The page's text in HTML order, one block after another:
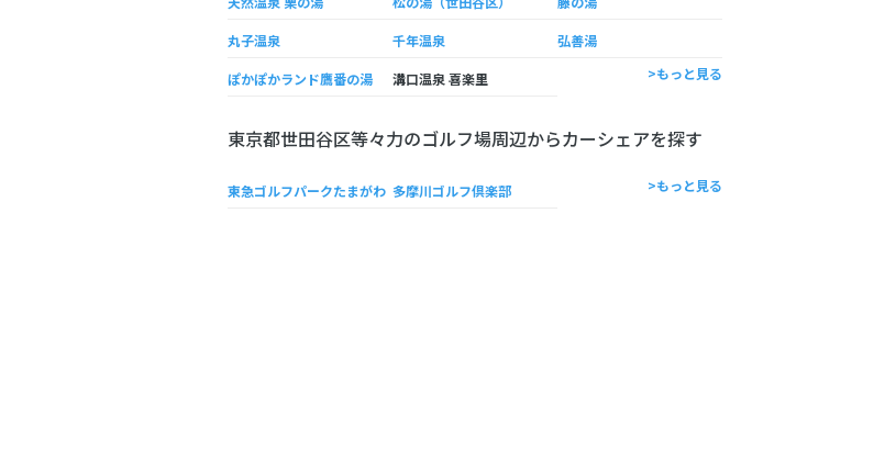
丸子温泉 千年温泉 弘善湯
ぽかぽかランド鷹番の湯 溝口温泉 喜楽里 >もっと見る
東京都世田谷区等々力のゴルフ場周辺からカーシェアを探す
東急ゴルフパークたまがわ 多摩川ゴルフ倶楽部 >もっと見る